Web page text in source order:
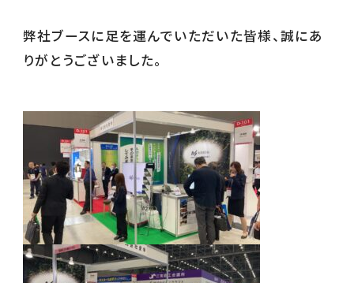
弊社ブースに足を運んでいただいた皆様、誠にあ
りがとうございました。